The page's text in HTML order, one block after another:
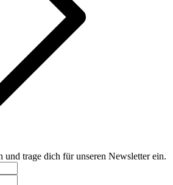
und trage dich für unseren Newsletter ein.